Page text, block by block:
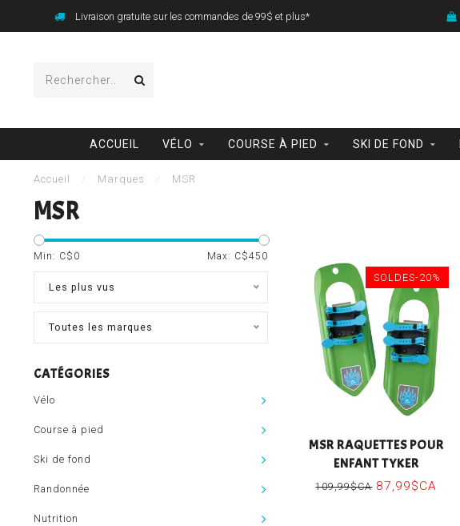
Livraison gratuite sur les commandes de 99$ et plus*
ACCUEIL VÉLO COURSE À PIED SKI DE FOND
Accueil Marques MSR
MSR
Min: C$ 0 Max: C$450
Les plus vus
Toutes les marques
CATÉGORIES
Vélo
Course à pied
Ski de fond
Randonnée
Nutrition
SOLDES-20%
MSR RAQUETTES POUR
ENFANT TYKER
109,99$CA87,99$CA